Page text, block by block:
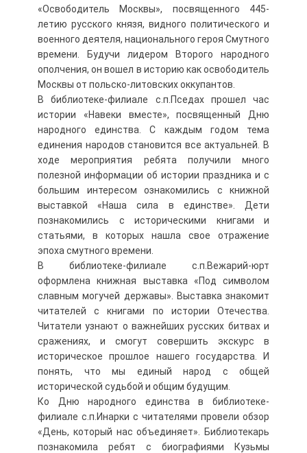
«Освободитель Москвы», посвященного 445-
летию русского князя, видного политического и
военного деятеля, национального героя Смутного
времени. Будучи лидером Второго народного
ополчения, он вошел в историю как освободитель
Москвы от польско-литовских оккупантов.
В библиотеке-филиале с.п.Пседах прошел час
истории «Навеки вместе», посвященный Дню
народного единства. С каждым годом тема
единения народов становится все актуальней. В
ходе мероприятия ребята получили много
полезной информации об истории праздника и с
большим интересом ознакомились с книжной
выставкой «Наша сила в единстве». Дети
познакомились с историческими книгами и
статьями, в которых нашла свое отражение
эпоха смутного времени.
В библиотеке-филиале с.п.Вежарий-юрт
оформлена книжная выставка «Под символом
славным могучей державы». Выставка знакомит
читателей с книгами по истории Отечества.
Читатели узнают о важнейших русских битвах и
сражениях, и смогут совершить экскурс в
историческое прошлое нашего государства. И
понять, что мы единый народ с общей
исторической судьбой и общим будущим.
Ко Дню народного единства в библиотеке-
филиале с.п.Инарки с читателями провели обзор
«День, который нас объединяет». Библиотекарь
познакомила ребят с биографиями Кузьмы